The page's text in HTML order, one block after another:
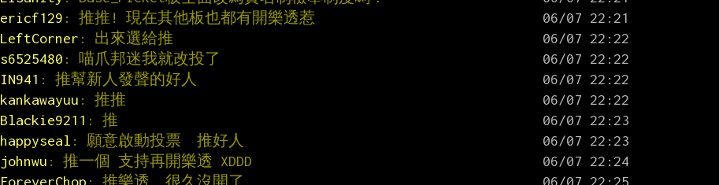
ericf129 : 推推! 現在其他板也都有開樂透惹
LeftCorner : 出來選給推
s6525480 : 喵爪邦迷我就改投了
IN941 : 推幫新人發聲的好人
kankawayuu : 推推
Blackie9211 : 推
happyseal : 願意啟動投票  推好人
johnwu : 推一個 支持再開樂透 XDDD
ForeverChop : 推樂透  很久沒開了